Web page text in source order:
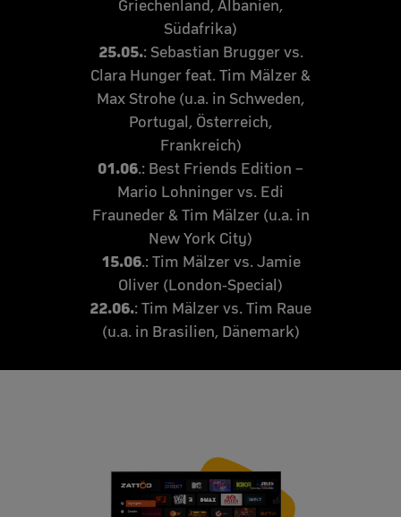
Griechenland, Albanien,
Südafrika)
25.05.: Sebastian Brugger vs.
Clara Hunger feat. Tim Mälzer &
Max Strohe (u.a. in Schweden,
Portugal, Österreich,
Frankreich)
01.06.: Best Friends Edition –
Mario Lohninger vs. Edi
Frauneder & Tim Mälzer (u.a. in
New York City)
15.06.: Tim Mälzer vs. Jamie
Oliver (London-Special)
22.06.: Tim Mälzer vs. Tim Raue
(u.a. in Brasilien, Dänemark)